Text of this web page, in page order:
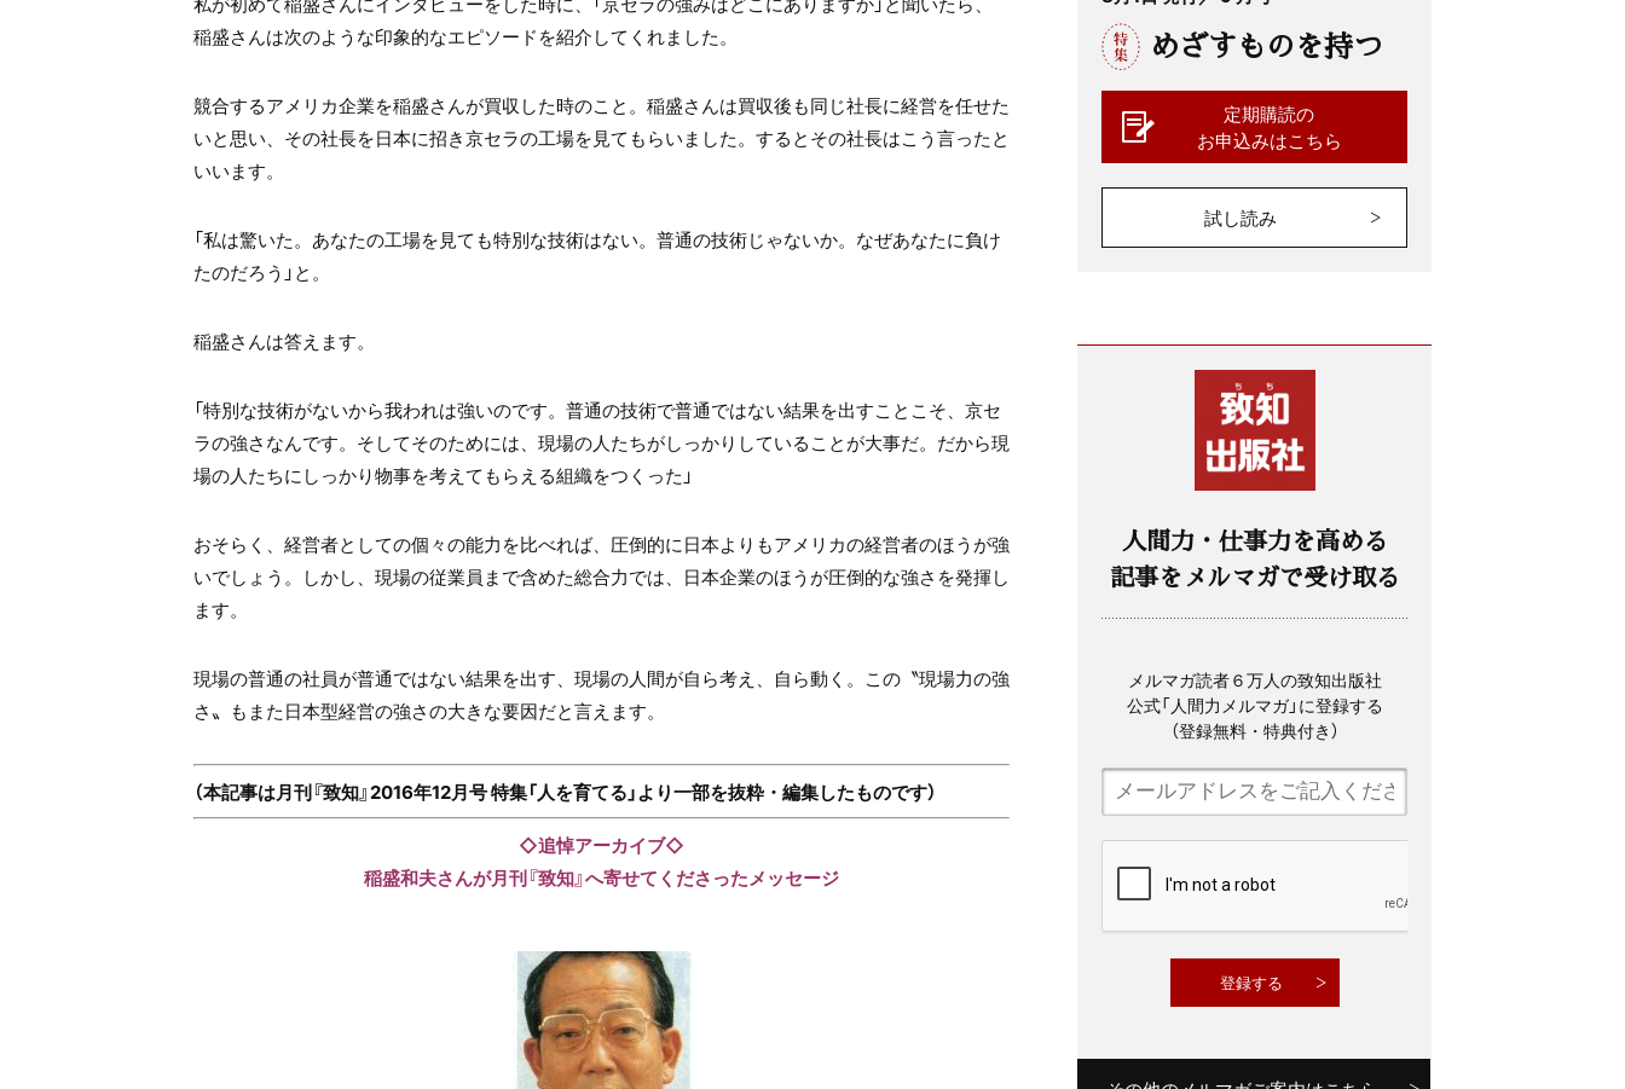
稲盛さんは次のような印象的なエピソードを紹介してくれました。
競合するアメリカ企業を稲盛さんが買収した時のこと。稲盛さんは買収後も同じ社長に経営を任せた
いと思い、その社長を日本に招き京セラの工場を見てもらいました。するとその社長はこう言ったと
いいます。
「私は驚いた。あなたの工場を見ても特別な技術はない。普通の技術じゃないか。なぜあなたに負け
たのだろう」と。
稲盛さんは答えます。
「特別な技術がないから我われは強いのです。普通の技術で普通ではない結果を出すことこそ、京セ
ラの強さなんです。そしてそのためには、現場の人たちがしっかりしていることが大事だ。だから現
場の人たちにしっかり物事を考えてもらえる組織をつくった」
おそらく、経営者としての個々の能力を比べれば、圧倒的に日本よりもアメリカの経営者のほうが強
いでしょう。しかし、現場の従業員まで含めた総合力では、日本企業のほうが圧倒的な強さを発揮し
ます。
現場の普通の社員が普通ではない結果を出す、現場の人間が自ら考え、自ら動く。この〝現場力の強
さ〟もまた日本型経営の強さの大きな要因だと言えます。
（本記事は月刊『致知』2016年12月号 特集「人を育てる」より一部を抜粋・編集したものです）
◇追悼アーカイブ◇
稲盛和夫さんが月刊『致知』へ寄せてくださったメッセージ
めざすものを持つ
定期購読の
お申込みはこちら
試し読み
人間力・仕事力を高める
記事をメルマガで受け取る
メルマガ読者６万人の致知出版社
公式「人間力メルマガ」に登録する
（登録無料・特典付き）